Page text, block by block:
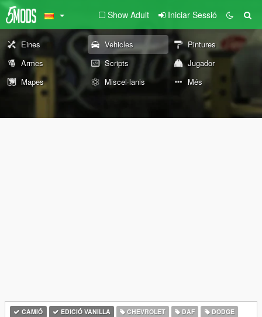
Show Adult Iniciar Sessió
Eines Vehicles
Pintures
Armes
Scripts
Jugador
Mapes
Miscel·lanis Més
CAMIÓ EDICIÓ VANILLA CHEVROLET DAF
DODGE